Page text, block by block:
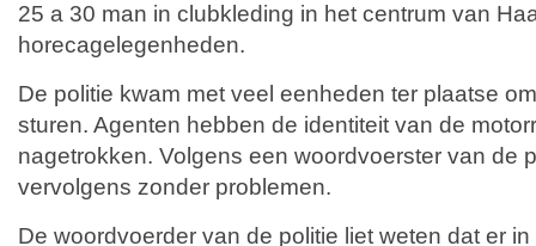
25 a 30 man in clubkleding in het centrum van
horecagelegenheden.
De politie kwam met veel eenheden ter plaatse
sturen. Agenten hebben de identiteit van de
nagetrokken. Volgens een woordvoerster van de
vervolgens zonder problemen.
De woordvoerder van de politie liet weten dat er